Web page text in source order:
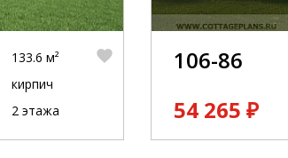
133.6 м²
кирпич
2 этажа
106-86
54 265 ₽